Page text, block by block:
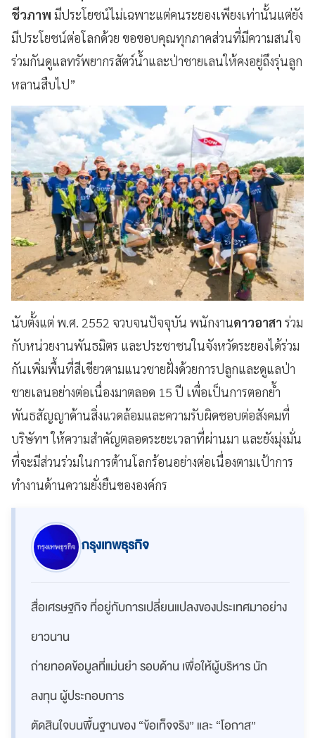
ชีวภาพ มีประโยชน์ไม่เฉพาะแต่คนระยองเพียงเท่านั้นแต่ยัง
มีประโยชน์ต่อโลกด้วย ขอขอบคุณทุกภาคส่วนที่มีความสนใจ
ร่วมกันดูแลทรัพยากรสัตว์น้ำและป่าชายเลนให้คงอยู่ถึงรุ่นลูก
หลานสืบไป”
นับตั้งแต่ พ.ศ. 2552 จวบจนปัจจุบัน พนักงานดาวอาสา ร่วม
กับหน่วยงานพันธมิตร และประชาชนในจังหวัดระยองได้ร่วม
กันเพิ่มพื้นที่สีเขียวตามแนวชายฝั่งด้วยการปลูกและดูแลป่า
ชายเลนอย่างต่อเนื่องมาตลอด 15 ปี เพื่อเป็นการตอกย้ำ
พันธสัญญาด้านสิ่งแวดล้อมและความรับผิดชอบต่อสังคมที่
บริษัทฯ ให้ความสำคัญตลอดระยะเวลาที่ผ่านมา และยังมุ่งมั่น
ที่จะมีส่วนร่วมในการต้านโลกร้อนอย่างต่อเนื่องตามเป้าการ
ทำงานด้านความยั่งยืนขององค์กร
กรุงเทพธุรกิจ
สื่อเศรษฐกิจ ที่อยู่กับการเปลี่ยนแปลงของประเทศมาอย่าง
ยาวนาน
ถ่ายทอดข้อมูลที่แม่นยำ รอบด้าน เพื่อให้ผู้บริหาร นัก
ลงทุน ผู้ประกอบการ
ตัดสินใจบนพื้นฐานของ “ข้อเท็จจริง” และ “โอกาส”